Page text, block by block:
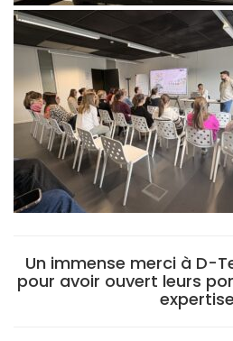
Un immense merci à D-
pour avoir ouvert leurs